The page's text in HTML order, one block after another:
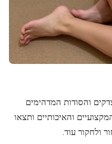
והסודות המדהימים
והאיכותיים ותצאו
ולחקור עוד.